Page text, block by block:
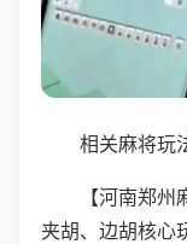
相关麻将玩
【河南郑
夹胡、边胡核心